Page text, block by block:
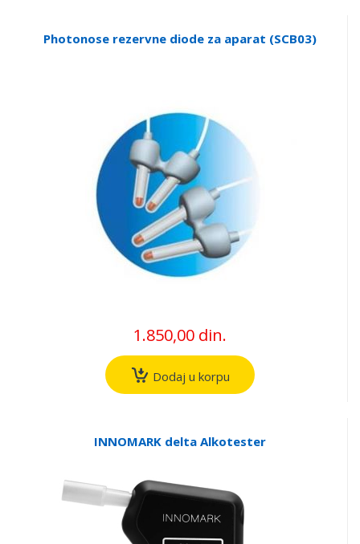
Photonose rezervne diode za aparat (SCB03)
1.850,00 din.
Dodaj u korpu
INNOMARK delta Alkotester